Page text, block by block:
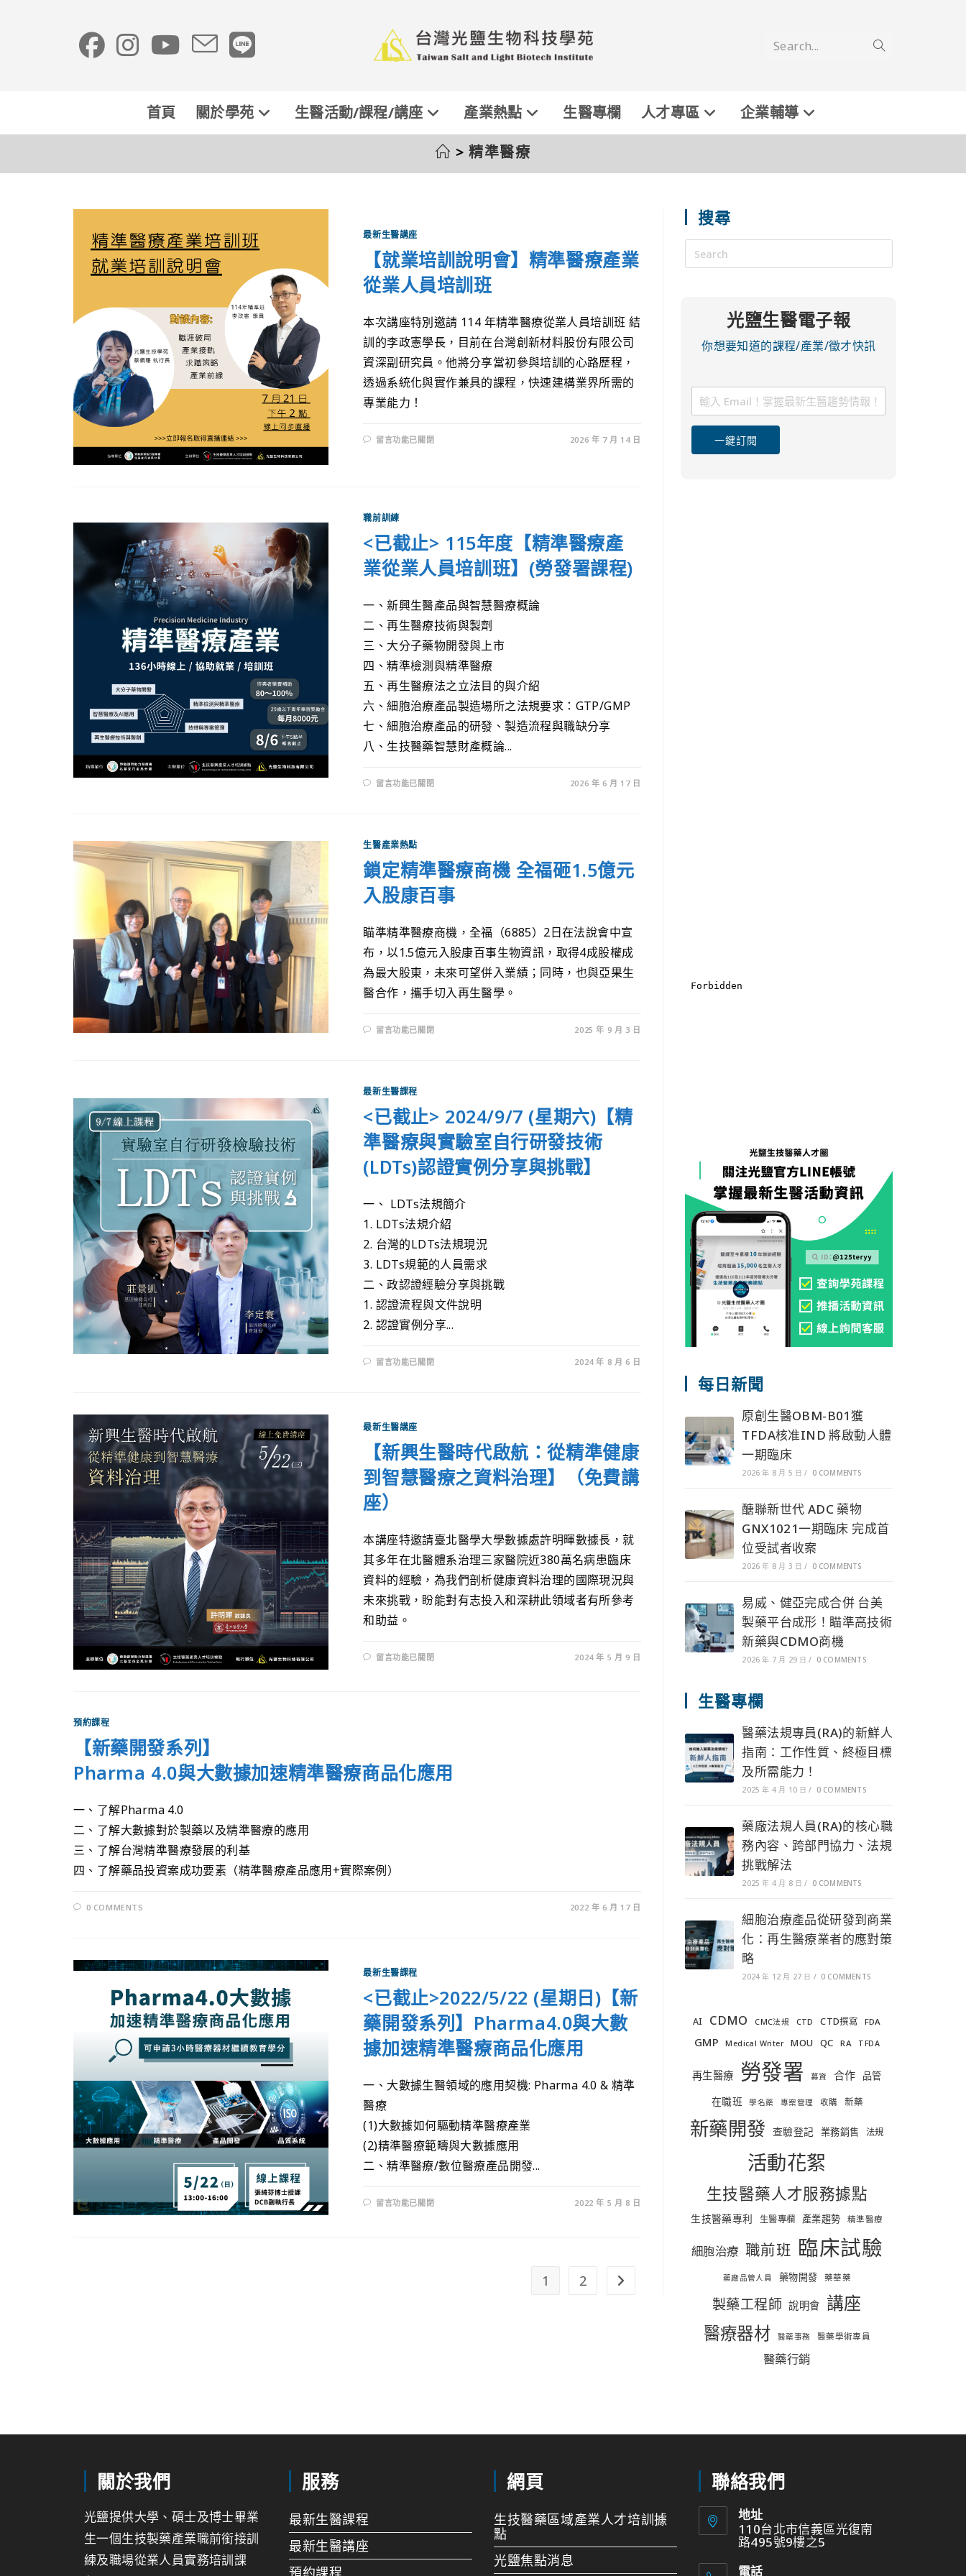
Search...
首頁 關於學苑 生醫活動/課程/講座 產業熱點 生醫專欄 人才專區 企業輔導
> 精準醫療
最新生醫講座
【就業培訓說明會】精準醫療產業
從業人員培訓班
本次講座特別邀請 114 年精準醫療從業人員培訓班 結
訓的李政憲學長，目前在台灣創新材料股份有限公司
資深副研究員。他將分享當初參與培訓的心路歷程，
透過系統化與實作兼具的課程，快速建構業界所需的
專業能力！
留言功能已關閉 2026 年 7 月 14 日
職前訓練
<已截止> 115年度【精準醫療產
業從業人員培訓班】(勞發署課程)
一、新興生醫產品與智慧醫療概論
二、再生醫療技術與製劑
三、大分子藥物開發與上市
四、精準檢測與精準醫療
五、再生醫療法之立法目的與介紹
六、細胞治療產品製造場所之法規要求：GTP/GMP
七、細胞治療產品的研發、製造流程與職缺分享
八、生技醫藥智慧財產概論...
留言功能已關閉 2026 年 6 月 17 日
生醫產業熱點
鎖定精準醫療商機 全福砸1.5億元
入股康百事
瞄準精準醫療商機，全福（6885）2日在法說會中宣
布，以1.5億元入股康百事生物資訊，取得4成股權成
為最大股東，未來可望併入業績；同時，也與亞果生
醫合作，攜手切入再生醫學。
留言功能已關閉 2025 年 9 月 3 日
最新生醫課程
<已截止> 2024/9/7 (星期六)【精
準醫療與實驗室自行研發技術
(LDTs)認證實例分享與挑戰】
一、 LDTs法規簡介
1. LDTs法規介紹
2. 台灣的LDTs法規現況
3. LDTs規範的人員需求
二、政認證經驗分享與挑戰
1. 認證流程與文件說明
2. 認證實例分享...
留言功能已關閉 2024 年 8 月 6 日
最新生醫講座
【新興生醫時代啟航：從精準健康
到智慧醫療之資料治理】（免費講
座）
本講座特邀請臺北醫學大學數據處許明暉數據長，就
其多年在北醫體系治理三家醫院近380萬名病患臨床
資料的經驗，為我們剖析健康資料治理的國際現況與
未來挑戰，盼能對有志投入和深耕此領域者有所參考
和助益。
留言功能已關閉 2024 年 5 月 9 日
預約課程
【新藥開發系列】
Pharma 4.0與大數據加速精準醫療商品化應用
一、了解Pharma 4.0
二、了解大數據對於製藥以及精準醫療的應用
三、了解台灣精準醫療發展的利基
四、了解藥品投資案成功要素（精準醫療產品應用+實際案例）
0 COMMENTS 2022 年 6 月 17 日
最新生醫課程
<已截止>2022/5/22 (星期日)【新
藥開發系列】Pharma4.0與大數
據加速精準醫療商品化應用
一、大數據生醫領域的應用契機: Pharma 4.0 & 精準
醫療
(1)大數據如何驅動精準醫療產業
(2)精準醫療範疇與大數據應用
二、精準醫療/數位醫療產品開發...
留言功能已關閉 2022 年 5 月 8 日
1 2
搜尋
光鹽生醫電子報
你想要知道的課程/產業/徵才快訊
一鍵訂閱
每日新聞
原創生醫OBM-B01獲
TFDA核准IND 將啟動人體
一期臨床
2026 年 8 月 5 日 / 0 COMMENTS
醣聯新世代 ADC 藥物
GNX1021一期臨床 完成首
位受試者收案
2026 年 8 月 3 日 / 0 COMMENTS
易威、健亞完成合併 台美
製藥平台成形！瞄準高技術
新藥與CDMO商機
2026 年 7 月 29 日 / 0 COMMENTS
生醫專欄
醫藥法規專員(RA)的新鮮人
指南：工作性質、終極目標
及所需能力！
2025 年 4 月 10 日 / 0 COMMENTS
藥廠法規人員(RA)的核心職
務內容、跨部門協力、法規
挑戰解法
2025 年 4 月 8 日 / 0 COMMENTS
細胞治療產品從研發到商業
化：再生醫療業者的應對策
略
2024 年 12 月 27 日 / 0 COMMENTS
AI CDMO CMC法規 CTD CTD撰寫 FDA
GMP Medical Writer MOU QC RA TFDA
再生醫療 勞發署 募資 合作 品管
在職班 學名藥 專案管理 收購 新藥
新藥開發 查驗登記 業務銷售 法規
活動花絮
生技醫藥人才服務據點
生技醫藥專利 生醫專欄 產業趨勢 精準醫療
細胞治療 職前班 臨床試驗
藥廠品管人員 藥物開發 藥華藥
製藥工程師 說明會 講座
醫療器材 醫藥事務 醫藥學術專員
醫藥行銷
關於我們
光鹽提供大學、碩士及博士畢業
生一個生技製藥產業職前銜接訓
練及職場從業人員實務培訓課
服務
最新生醫課程
最新生醫講座
預約課程
網頁
生技醫藥區域產業人才培訓據
點
光鹽焦點消息
聯絡我們
地址
110台北市信義區光復南
路495號9樓之5
電話